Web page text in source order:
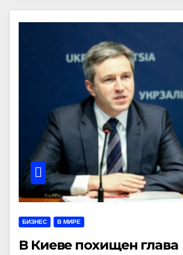
БИЗНЕС В МИРЕ
В Киеве похищен глава